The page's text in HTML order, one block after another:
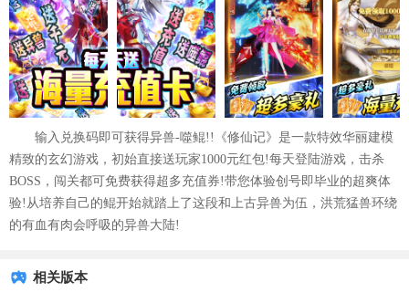
输入兑换码即可获得异兽-噬鲲!!《修仙记》是一款特效华丽建模
精致的玄幻游戏，初始直接送玩家1000元红包!每天登陆游戏，击杀
BOSS，闯关都可免费获得超多充值券!带您体验创号即毕业的超爽体
验!从培养自己的鲲开始就踏上了这段和上古异兽为伍，洪荒猛兽环绕
的有血有肉会呼吸的异兽大陆!
相关版本